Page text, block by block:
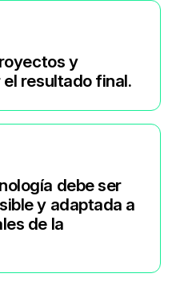
y
resultado final.
debe ser
y adaptada a
de la